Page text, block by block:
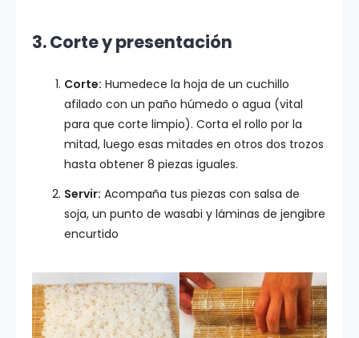
3. Corte y presentación
Corte: Humedece la hoja de un cuchillo
afilado con un paño húmedo o agua (vital
para que corte limpio). Corta el rollo por la
mitad, luego esas mitades en otros dos trozos
hasta obtener 8 piezas iguales.
Servir: Acompaña tus piezas con salsa de
soja, un punto de wasabi y láminas de jengibre
encurtido